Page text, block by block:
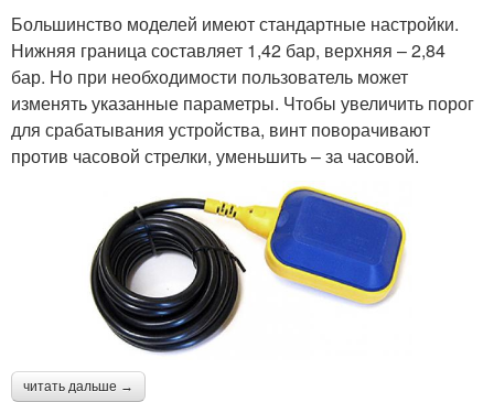
Большинство моделей имеют стандартные настройки.
Нижняя граница составляет 1,42 бар, верхняя – 2,84
бар. Но при необходимости пользователь может
изменять указанные параметры. Чтобы увеличить порог
для срабатывания устройства, винт поворачивают
против часовой стрелки, уменьшить – за часовой.
читать дальше →